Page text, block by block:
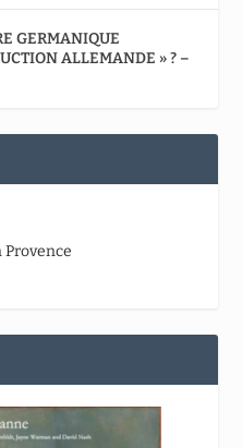
GERMANIQUE
ALLEMANDE » ? –
Provence